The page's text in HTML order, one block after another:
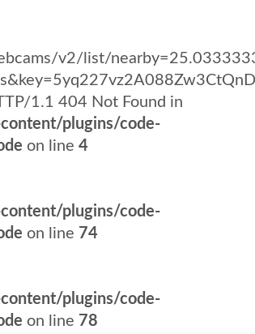
v2/list/
1.1 404 Not Found in
plugins/code-
on line 4
plugins/code-
on line 74
plugins/code-
on line 78